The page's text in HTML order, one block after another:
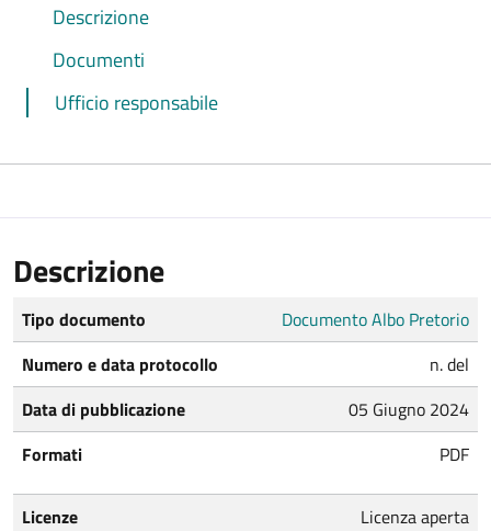
Descrizione
Documenti
Ufficio responsabile
Descrizione
Tipo documento
Documento Albo Pretorio
Numero e data protocollo
n. del
Data di pubblicazione
05 Giugno 2024
Formati
PDF
Licenze Licenza aperta